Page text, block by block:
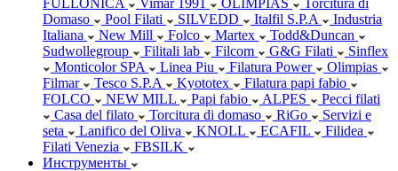
FULLONICA
Vimar 1991 OLIMPIAS
Torcitura di
Domaso
Pool Filati SILVEDD Italfil S.P.A
Industria
Italiana
New Mill Folco Martex
Todd&Duncan
Sudwollegroup
Filitali lab Filcom G&G Filati
Sinflex
Monticolor SPA
Linea Piu Filatura Power
Olimpias
Filmar
Tesco S.P.A Kyototex
Filatura papi fabio
FOLCO
NEW MILL Papi fabio ALPES
Pecci filati
Casa del filato
Torcitura di domaso RiGo
Servizi e
seta
Lanifico del Oliva KNOLL ECAFIL
Filidea
Filati Venezia
FBSILK
Инструменты